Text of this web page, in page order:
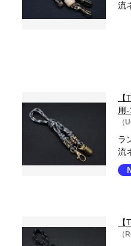
流
用
（
ラ
流
（